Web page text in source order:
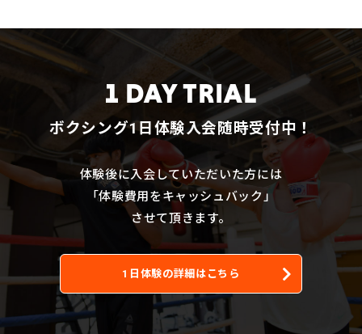
1 DAY TRIAL
ボクシング1日体験入会随時受付中！
体験後に入会していただいた方には
「体験費用をキャッシュバック」
させて頂きます。
1日体験の詳細はこちら